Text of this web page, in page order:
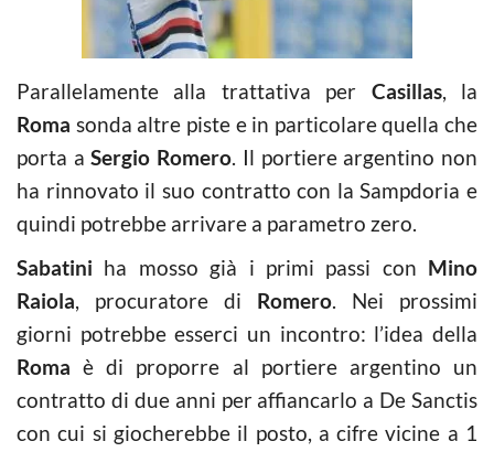
Parallelamente alla trattativa per Casillas, la
Roma sonda altre piste e in particolare quella che
porta aSergio Romero. Il portiere argentino non
ha rinnovato il suo contratto con la Sampdoria e
quindi potrebbe arrivare a parametro zero.
Sabatini ha mosso già i primi passi con Mino
Raiola, procuratore di Romero. Nei prossimi
giorni potrebbe esserci un incontro: l’idea della
Roma è di proporre al portiere argentino un
contratto di due anni per affiancarlo a De Sanctis
con cui si giocherebbe il posto, a cifre vicine a 1